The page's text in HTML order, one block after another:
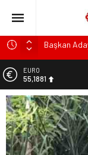
Başkan
Konyalı
Konya’da
kaybeden
belli oldu!
KULU’DA
YARALI
EURO
55,1881
ALTIN
6.660,55
BİST
13.779,39